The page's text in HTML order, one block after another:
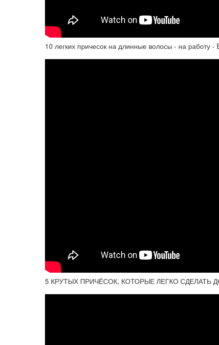
10 легких причесок на длинные волосы - на работу -
5 КРУТЫХ ПРИЧЁСОК, КОТОРЫЕ ЛЕГКО СДЕЛАТЬ